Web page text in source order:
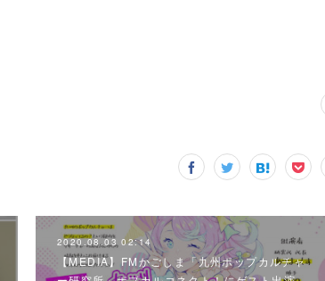
2020.08.03 02:14
【MEDIA】FMかごしま「九州ポップカルチャ